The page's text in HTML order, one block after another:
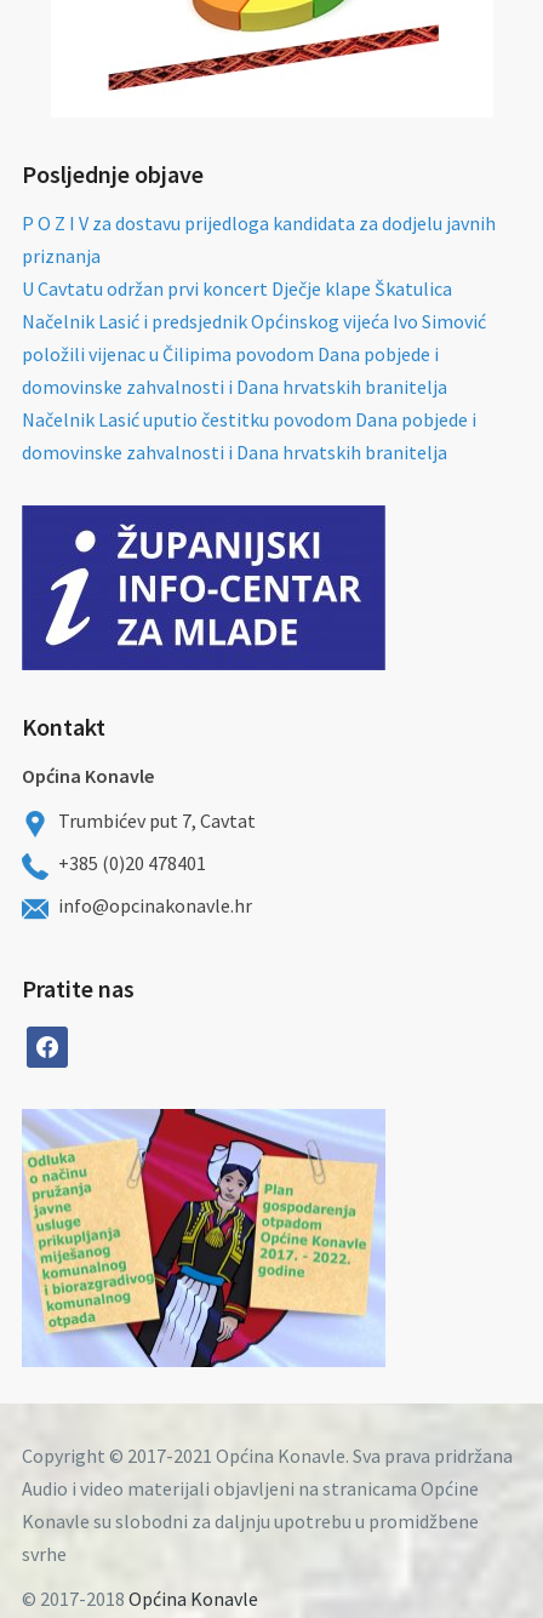
Posljednje objave
P O Z I V za dostavu prijedloga kandidata za dodjelu javnih
priznanja
U Cavtatu održan prvi koncert Dječje klape Škatulica
Načelnik Lasić i predsjednik Općinskog vijeća Ivo Simović
položili vijenac u Čilipima povodom Dana pobjede i
domovinske zahvalnosti i Dana hrvatskih branitelja
Načelnik Lasić uputio čestitku povodom Dana pobjede i
domovinske zahvalnosti i Dana hrvatskih branitelja
Kontakt
Općina Konavle
Trumbićev put 7, Cavtat
+385 (0)20 478401
info@opcinakonavle.hr
Pratite nas
facebook
Copyright © 2017-2021 Općina Konavle. Sva prava pridržana
Audio i video materijali objavljeni na stranicama Općine
Konavle su slobodni za daljnju upotrebu u promidžbene
svrhe
© 2017-2018 Općina Konavle